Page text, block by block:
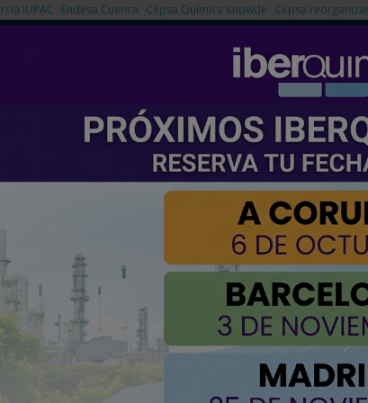
IUPAC Endesa Cuenca Cepsa Química Knowde Cepsa
NOTICIAS
EMPRESAS
prevé duplicar su producción de biocombustibles en 2026 con